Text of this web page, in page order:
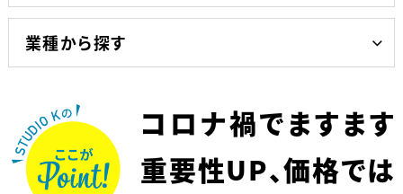
業種から探す
コロナ禍でますます
重要性UP、価格では